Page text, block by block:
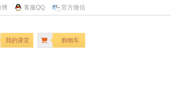
博 客服QQ 官方微信
我的课堂 购物车